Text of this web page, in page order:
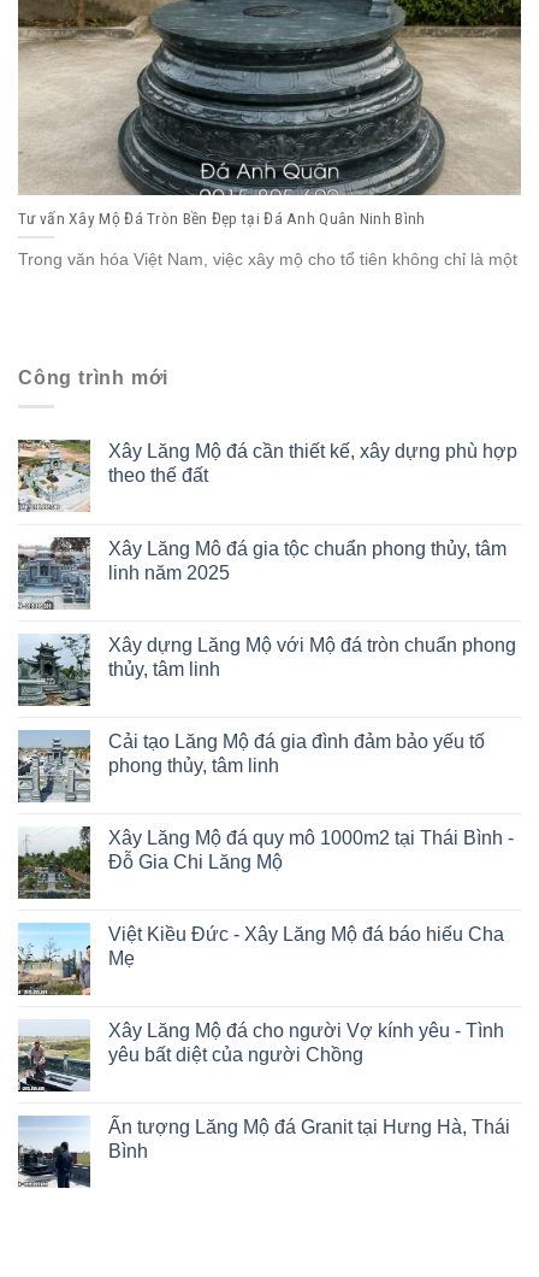
Tư vấn Xây Mộ Đá Tròn Bền Đẹp tại Đá Anh Quân Ninh Bình
Trong văn hóa Việt Nam, việc xây mộ cho tổ tiên không chỉ là một
Công trình mới
Xây Lăng Mộ đá cần thiết kế, xây dựng phù hợp
theo thế đất
Xây Lăng Mô đá gia tộc chuẩn phong thủy, tâm
linh năm 2025
Xây dựng Lăng Mộ với Mộ đá tròn chuẩn phong
thủy, tâm linh
Cải tạo Lăng Mộ đá gia đình đảm bảo yếu tố
phong thủy, tâm linh
Xây Lăng Mộ đá quy mô 1000m2 tại Thái Bình -
Đỗ Gia Chi Lăng Mộ
Việt Kiều Đức - Xây Lăng Mộ đá báo hiếu Cha
Mẹ
Xây Lăng Mộ đá cho người Vợ kính yêu - Tình
yêu bất diệt của người Chồng
Ấn tượng Lăng Mộ đá Granit tại Hưng Hà, Thái
Bình